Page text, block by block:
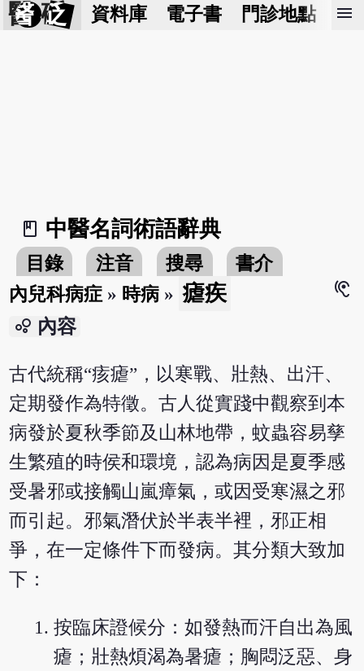
醫 砭 資料庫 電子書 門診地點 預
menu
book_2
中醫名詞術語辭典
目錄 注音 搜尋
書介
內兒科病症 » 時病 » 瘧疾
hearing
bubble_chart 內容
古代統稱“痎瘧”，以寒戰、壯熱、出汗、
定期發作為特徵。古人從實踐中觀察到本
病發於夏秋季節及山林地帶，蚊蟲容易孳
生繁殖的時侯和環境，認為病因是夏季感
受暑邪或接觸山嵐瘴氣，或因受寒濕之邪
而引起。邪氣潛伏於半表半裡，邪正相
爭，在一定條件下而發病。其分類大致加
下：
按臨床證候分：如發熱而汗自出為風
瘧；壯熱煩渴為暑瘧；胸悶泛惡、身